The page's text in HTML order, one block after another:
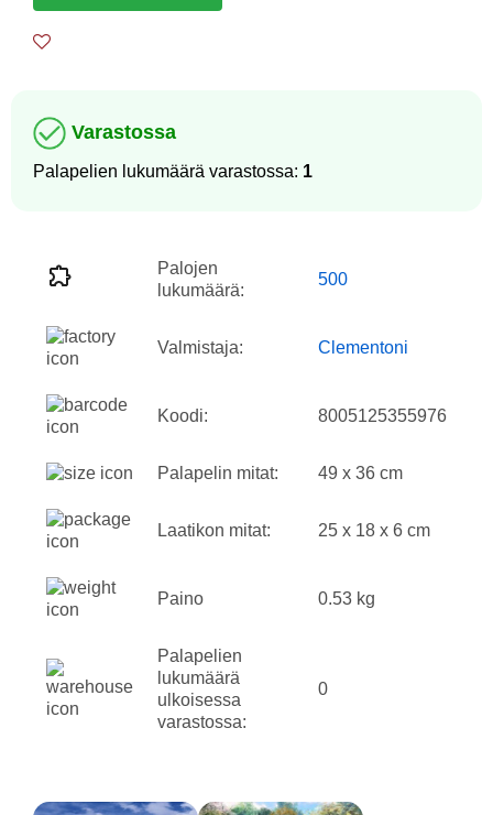
Varastossa
Palapelien lukumäärä varastossa: 1
Palojen
lukumäärä:
500
Valmistaja: Clementoni
Koodi: 8005125355976
Palapelin mitat: 49 x 36 cm
Laatikon mitat: 25 x 18 x 6 cm
Paino 0.53 kg
Palapelien
lukumäärä
ulkoisessa
varastossa:
0